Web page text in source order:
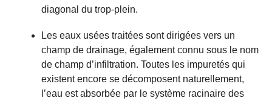
diagonal du trop-plein.
Les eaux usées traitées sont dirigées vers un
champ de drainage, également connu sous le nom
de champ d’infiltration. Toutes les impuretés qui
existent encore se décomposent naturellement,
l’eau est absorbée par le système racinaire des